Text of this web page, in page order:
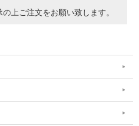
上ご注文をお願い致します。